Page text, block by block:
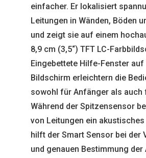
einfacher. Er lokalisiert
Leitungen in Wänden, Böden
und zeigt sie auf einem
8,9 cm (3,5“) TFT LC-
Eingebettete Hilfe-Fenster auf
Bildschirm erleichtern die
sowohl für Anfänger als auch
Während der Spitzensensor
von Leitungen ein
hilft der Smart Sensor bei der
und genauen Bestimmung der